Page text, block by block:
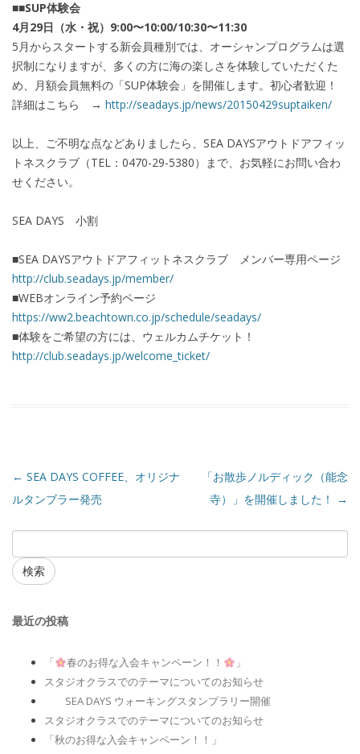
■■SUP体験会
4月29日（水・祝）9:00〜10:00/10:30〜11:30
5月からスタートする新会員種別では、オーシャンプログラムは選
択制になりますが、多くの方に海の楽しさを体験していただくた
め、月額会員無料の「SUP体験会」を開催します。初心者歓迎！
詳細はこちら → http://seadays.jp/news/20150429suptaiken/
以上、ご不明な点などありましたら、SEA DAYSアウトドアフィッ
トネスクラブ（TEL：0470-29-5380）まで、お気軽にお問い合わ
せください。
SEA DAYS 小割
■SEA DAYSアウトドアフィットネスクラブ メンバー専用ページ
http://club.seadays.jp/member/
■WEBオンライン予約ページ
https://ww2.beachtown.co.jp/schedule/seadays/
■体験をご希望の方には、ウェルカムチケット！
http://club.seadays.jp/welcome_ticket/
← SEA DAYS COFFEE、オリジナ
ルタンブラー発売
「お散歩ノルディック（能念
寺）」を開催しました！
→
検索
最近の投稿
「 春のお得な入会キャンペーン！！
」
スタジオクラスでのテーマについてのお知らせ
SEA DAYS ウォーキングスタンプラリー開催
スタジオクラスでのテーマについてのお知らせ
「秋のお得な入会キャンペーン！！」